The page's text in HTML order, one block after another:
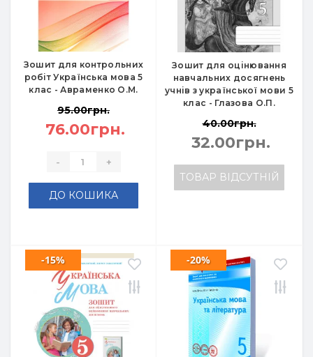
Зошит для контрольних
робіт Українська мова 5
клас - Авраменко О.М.
95.00грн.
76.00грн.
- +
ДО КОШИКА
Зошит для оцінювання
навчальних досягнень
учнів з української мови 5
клас - Глазова О.П.
40.00грн.
32.00грн.
ТОВАР ВІДСУТНІЙ
-15% -20%